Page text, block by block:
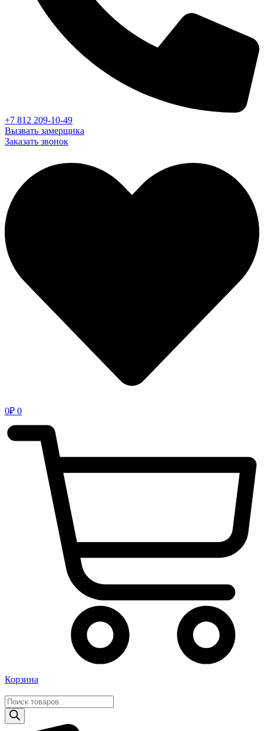
+7 812 209-10-49
Вызвать замерщика
Заказать звонок
0₽ 0
Корзина
Поиск
товаров